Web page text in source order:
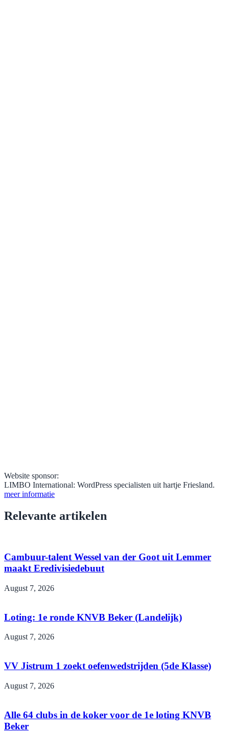
Website sponsor:
LIMBO International: WordPress specialisten uit hartje Friesland.
meer informatie
Relevante artikelen
Cambuur-talent Wessel van der Goot uit Lemmer
maakt Eredivisiedebuut
August 7, 2026
Loting: 1e ronde KNVB Beker (Landelijk)
August 7, 2026
VV Jistrum 1 zoekt oefenwedstrijden (5de Klasse)
August 7, 2026
Alle 64 clubs in de koker voor de 1e loting KNVB
Beker